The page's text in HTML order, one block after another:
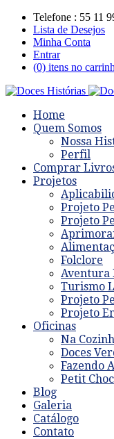
Telefone : 55 11
Lista de Desejos
Minha Conta
Entrar
(0) itens no
Home
Quem Somos
Nossa
Perfil
Comprar
Projetos
Projeto
Projeto
Folclore
Aventura
Turismo
Projeto
Projeto
Oficinas
Na
Doces
Fazendo
Petit
Blog
Galeria
Catálogo
Contato